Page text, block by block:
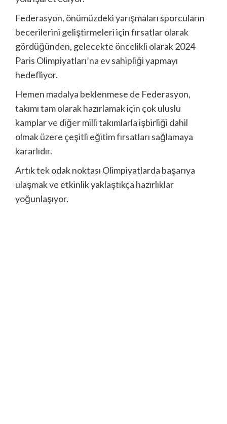
Federasyon, önümüzdeki yarışmaları sporcuların
becerilerini geliştirmeleri için fırsatlar olarak
gördüğünden, gelecekte öncelikli olarak 2024
Paris Olimpiyatları’na ev sahipliği yapmayı
hedefliyor.
Hemen madalya beklenmese de Federasyon,
takımı tam olarak hazırlamak için çok uluslu
kamplar ve diğer milli takımlarla işbirliği dahil
olmak üzere çeşitli eğitim fırsatları sağlamaya
kararlıdır.
Artık tek odak noktası Olimpiyatlarda başarıya
ulaşmak ve etkinlik yaklaştıkça hazırlıklar
yoğunlaşıyor.